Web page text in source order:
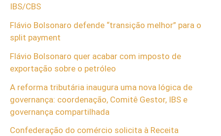
IBS/CBS
Flávio Bolsonaro defende “transição melhor” para o
split payment
Flávio Bolsonaro quer acabar com imposto de
exportação sobre o petróleo
A reforma tributária inaugura uma nova lógica de
governança: coordenação, Comitê Gestor, IBS e
governança compartilhada
Confederação do comércio solicita à Receita